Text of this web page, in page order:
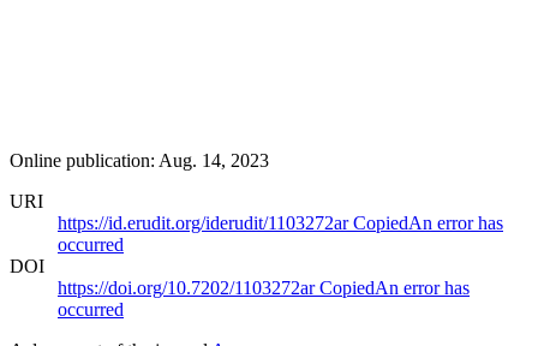
Online publication: Aug. 14, 2023
URI
https://id.erudit.org/iderudit/1103272arCopiedAn error has
occurred
DOI
https://doi.org/10.7202/1103272arCopiedAn error has
occurred